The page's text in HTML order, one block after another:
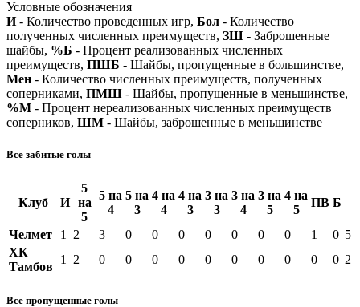
Условные обозначения
И- Количество проведенных игр, Бол - Количество
полученных численных преимуществ, ЗШ - Заброшенные
шайбы, %Б - Процент реализованных численных
преимуществ, ПШБ - Шайбы, пропущенные в большинстве,
Мен - Количество численных преимуществ, полученных
соперниками, ПМШ - Шайбы, пропущенные в меньшинстве,
%М - Процент нереализованных численных преимуществ
соперников, ШМ - Шайбы, заброшенные в меньшинстве
Все забитые голы
Клуб И
5
на
5
5 на
4
5 на
3
4 на
4
4 на
3
3 на
3
3 на
4
3 на
5
4 на
5
ПВ Б
Челмет 1 2 3 0 0 0 0 0 0 0 1 0 5
ХК
Тамбов
1 2 0 0 0 0 0 0 0 0 0 0 2
Все пропущенные голы